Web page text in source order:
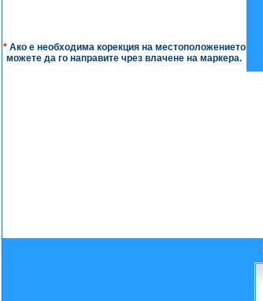
*Ако е необходима корекция на местоположението
можете да го направите чрез влачене на маркера.